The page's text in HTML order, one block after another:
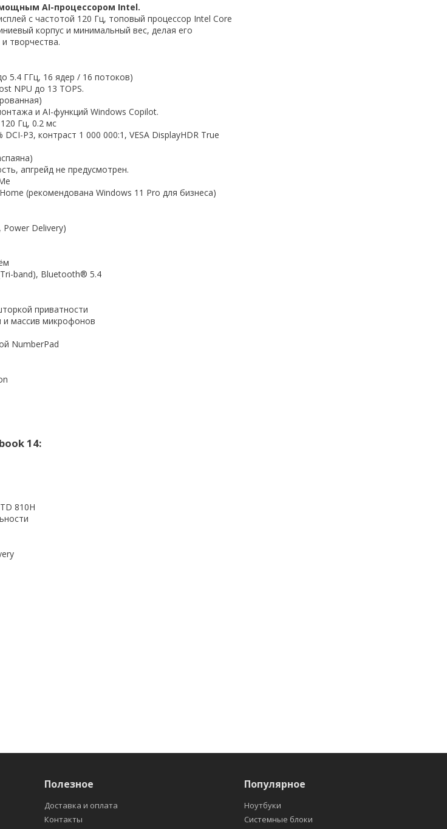
AI-процессором Intel.
с частотой 120 Гц, топовый процессор Intel Core
корпус и минимальный вес, делая его
творчества.
5.4 ГГц, 16 ядер / 16 потоков)
NPU до 13 TOPS.
и AI-функций Windows Copilot.
Гц, 0.2 мс
P3, контраст 1 000 000:1, VESA DisplayHDR True
апгрейд не предусмотрен.
(рекомендована Windows 11 Pro для бизнеса)
Delivery)
band), Bluetooth® 5.4
приватности
и массив микрофонов
NumberPad
14:
810H
Полезное
Доставка и оплата
Контакты
Популярное
Ноутбуки
Системные блоки